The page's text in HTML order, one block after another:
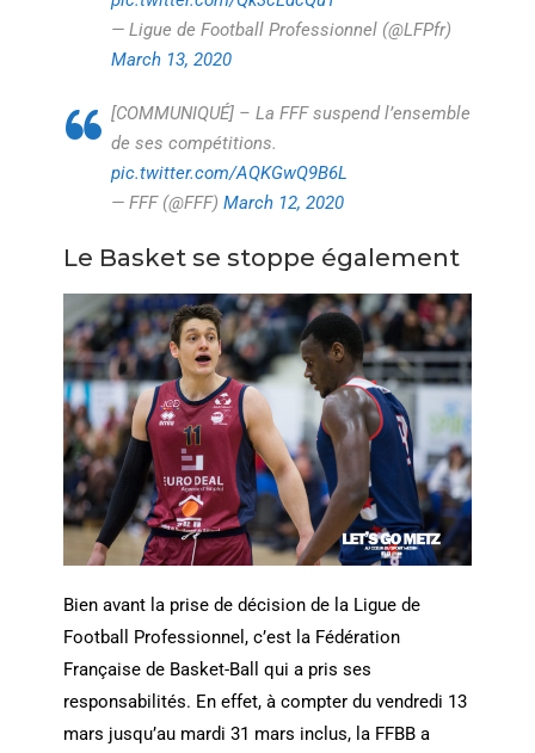
— Ligue de Football Professionnel (@LFPfr)
March 13, 2020
[COMMUNIQUÉ] – La FFF suspend l’ensemble
de ses compétitions.
pic.twitter.com/AQKGwQ9B6L
— FFF (@FFF) March 12, 2020
Le Basket se stoppe également
Bien avant la prise de décision de la Ligue de
Football Professionnel, c’est la Fédération
Française de Basket-Ball qui a pris ses
responsabilités. En effet, à compter du vendredi 13
mars jusqu’au mardi 31 mars inclus, la FFBB a